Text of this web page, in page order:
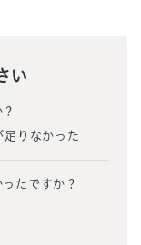
い
足りなかった
たですか？